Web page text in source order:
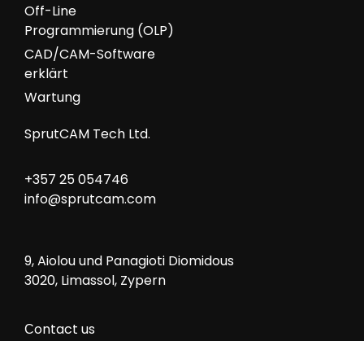
Off-Line
Programmierung (OLP)
CAD/CAM-Software
erklärt
Wartung
SprutCAM Tech Ltd.
+357 25 054746
info@sprutcam.com
9, Aiolou und Panagioti Diomidous
3020, Limassol, Zypern
Сontact us